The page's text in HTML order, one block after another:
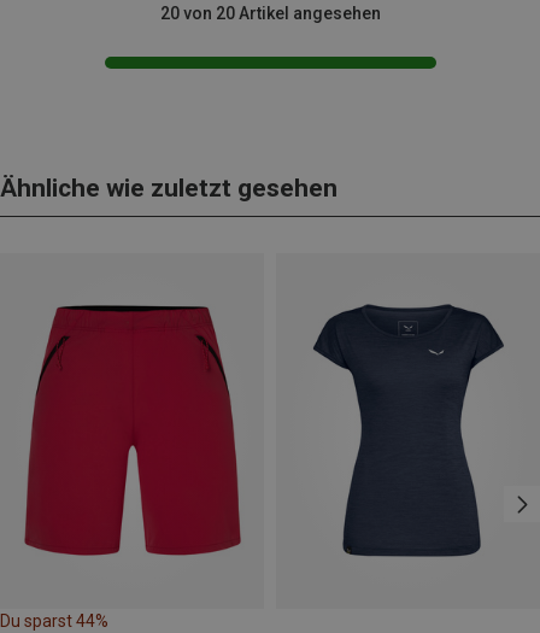
20 von 20 Artikel angesehen
Ähnliche wie zuletzt gesehen
Du sparst 44%